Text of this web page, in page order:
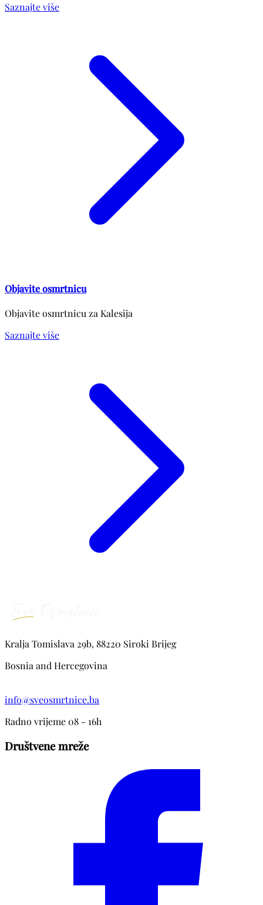
Saznajte više
Objavite osmrtnicu
Objavite osmrtnicu za Kalesija
Saznajte više
Kralja Tomislava 29b, 88220 Siroki Brijeg
Bosnia and Hercegovina
info@sveosmrtnice.ba
Radno vrijeme 08 - 16h
Društvene mreže